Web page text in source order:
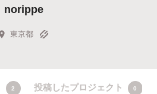
norippe
東京都
2 投稿したプロジェクト 0